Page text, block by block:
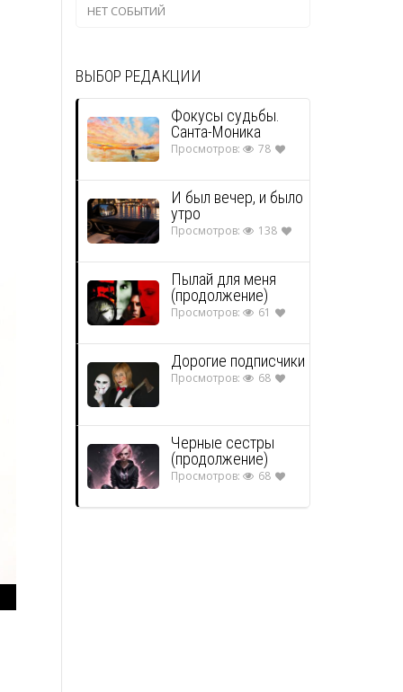
НЕТ СОБЫТИЙ
ВЫБОР РЕДАКЦИИ
Фокусы судьбы.
Санта-Моника
Просмотров: 78
И был вечер, и было
утро
Просмотров: 138
Пылай для меня
(продолжение)
Просмотров: 61
Дорогие подписчики
Просмотров: 68
Черные сестры
(продолжение)
Просмотров: 68